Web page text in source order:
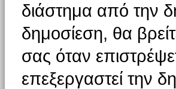
διάστημα από την
δημοσίεση, θα
σας όταν
επεξεργαστεί την